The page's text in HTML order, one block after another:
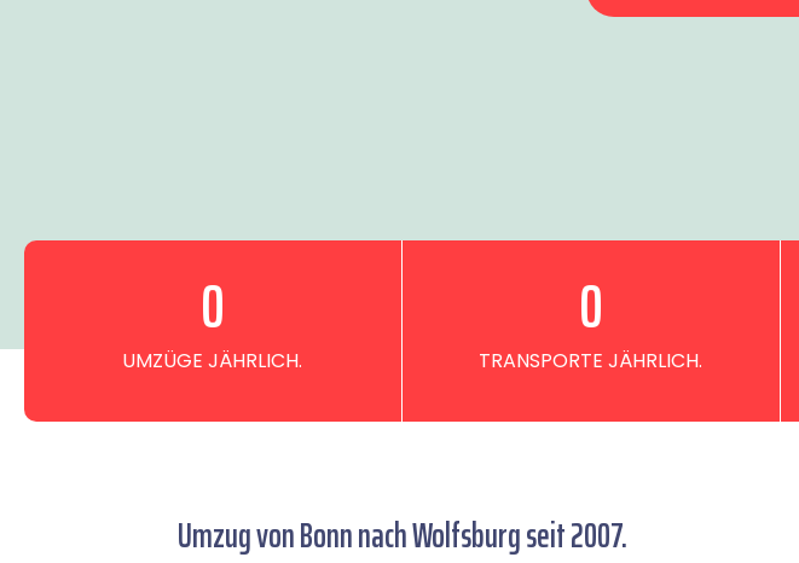
UMZÜGE JÄHRLICH.
0
TRANSPORTE JÄHRLICH.
0
Umzug von Bonn nach Wolfsburg seit 2007.